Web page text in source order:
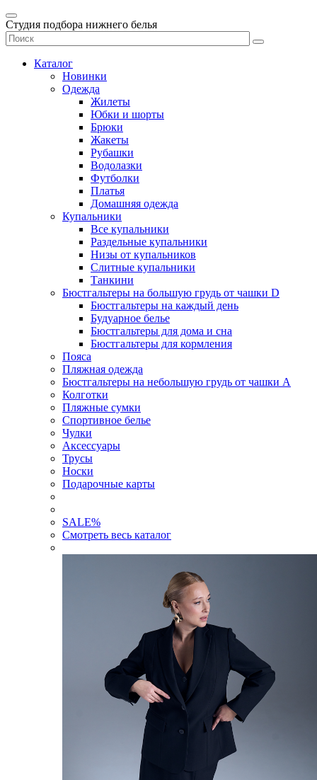
Студия подбора нижнего белья
Каталог
Новинки
Одежда
Жилеты
Юбки и шорты
Брюки
Жакеты
Рубашки
Водолазки
Футболки
Платья
Домашняя одежда
Купальники
Все купальники
Раздельные купальники
Низы от купальников
Слитные купальники
Танкини
Бюстгальтеры на большую грудь от чашки D
Бюстгальтеры на каждый день
Будуарное белье
Бюстгальтеры для дома и сна
Бюстгальтеры для кормления
Пояса
Пляжная одежда
Бюстгальтеры на небольшую грудь от чашки А
Колготки
Пляжные сумки
Спортивное белье
Чулки
Аксессуары
Трусы
Носки
Подарочные карты
SALE%
Смотреть весь каталог